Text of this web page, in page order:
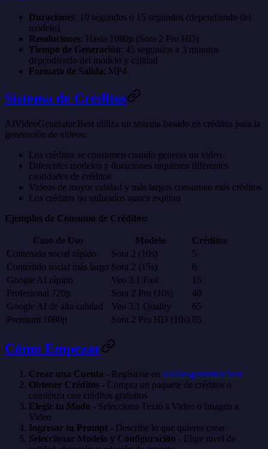
Duraciones: 10 segundos o 15 segundos (dependiendo del
modelo)
Resoluciones: Hasta 1080p (Sora 2 Pro HD)
Tiempo de Generación: 45 segundos a 3 minutos
dependiendo del modelo y calidad
Formato de Salida: MP4
Sistema de Créditos
AIVideoGenerator.Best utiliza un sistema basado en créditos para la
generación de videos:
Los créditos se consumen cuando generas un video
Diferentes modelos y duraciones requieren diferentes
cantidades de créditos
Videos de mayor calidad y más largos consumen más créditos
Los créditos no utilizados nunca expiran
Ejemplos de Consumo de Créditos:
Caso de Uso Modelo
Créditos
Contenido social rápido
Sora 2 (10s)
5
Contenido social más largo Sora 2 (15s)
6
Google AI rápido
Veo 3.1 Fast
15
Profesional 720p
Sora 2 Pro (10s)
40
Google AI de alta calidad
Veo 3.1 Quality
65
Premium 1080p
Sora 2 Pro HD (10s) 85
Cómo Empezar
Crear una Cuenta - Regístrate en aivideogenerator.best
Obtener Créditos - Compra un paquete de créditos o
comienza con créditos gratuitos
Elegir tu Modo - Selecciona Texto a Video o Imagen a
Video
Ingresar tu Prompt - Describe lo que quieres crear
Seleccionar Modelo y Configuración - Elige nivel de